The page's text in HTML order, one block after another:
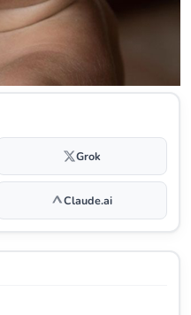
Grok
Claude.ai